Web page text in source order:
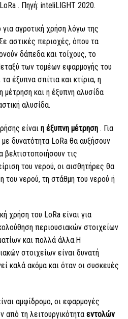
LoRa. Πηγή: inteliLIGHT 2020.
αγροτική χρήση λόγω της
αστικές περιοχές, όπου τα
δάπεδα και τοίχους, το
των τομέων εφαρμογής του
έξυπνα σπίτια και κτίρια, η
μέτρηση και η έξυπνη αλυσίδα
αλυσίδα.
είναι η έξυπνη μέτρηση. Για
δυνατότητα LoRaθα αυξήσουν
βελτιστοποιήσουν τις
του νερού, οι αισθητήρες θα
του νερού, τη στάθμη του νερού ή
χρήση του LoRaείναι για
περιουσιακών στοιχείων
και πολλά άλλα.Η
στοιχείων είναι δυνατή
καλά ακόμα και όταν οι συσκευές
αμφίδρομο, οι εφαρμογές
τη λειτουργικότητα εντολών